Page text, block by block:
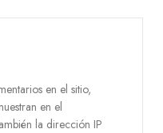
en el sitio,
en el
la dirección IP